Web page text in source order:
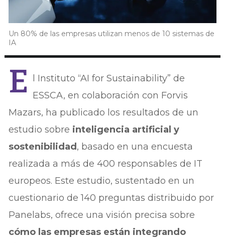
Un 80% de las empresas utilizan menos de 10 sistemas de
IA
E
l Instituto “AI for Sustainability” de
ESSCA, en colaboración con Forvis
Mazars, ha publicado los resultados de un
estudio sobre inteligencia artificial y
sostenibilidad , basado en una encuesta
realizada a más de 400 responsables de IT
europeos. Este estudio, sustentado en un
cuestionario de 140 preguntas distribuido por
Panelabs, ofrece una visión precisa sobre
cómo las empresas están integrando